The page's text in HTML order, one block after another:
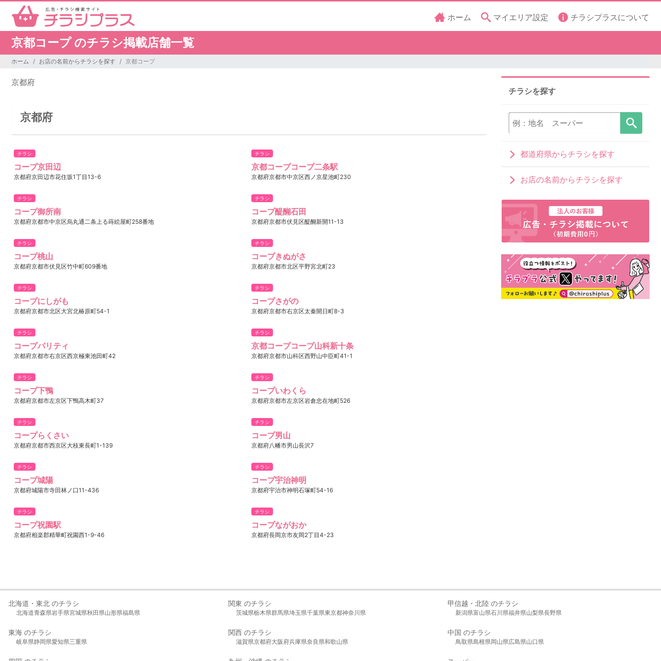
ホーム マイエリア設定 チラシプラスについて
京都コープ のチラシ掲載店舗一覧
ホーム お店の名前からチラシを探す 京都コープ
京都府
京都府
チラシ
コープ京田辺
京都府京田辺市花住坂1丁目13-6
チラシ
京都コープコープ二条駅
京都府京都市中京区西ノ京星池町230
チラシ
コープ御所南
京都府京都市中京区烏丸通二条上る蒔絵屋町258番地
チラシ
コープ醍醐石田
京都府京都市伏見区醍醐新開11-13
チラシ
コープ桃山
京都府京都市伏見区竹中町609番地
チラシ
コープきぬがさ
京都府京都市北区平野宮北町23
チラシ
コープにしがも
京都府京都市北区大宮北椿原町54-1
チラシ
コープさがの
京都府京都市右京区太秦開日町8-3
チラシ
コープパリティ
京都府京都市右京区西京極東池田町42
チラシ
京都コープコープ山科新十条
京都府京都市山科区西野山中臣町41-1
チラシ
コープ下鴨
京都府京都市左京区下鴨高木町37
チラシ
コープいわくら
京都府京都市左京区岩倉忠在地町526
チラシ
コープらくさい
京都府京都市西京区大枝東長町1-139
チラシ
コープ男山
京都府八幡市男山長沢7
チラシ
コープ城陽
京都府城陽市寺田林ノ口11-436
チラシ
コープ宇治神明
京都府宇治市神明石塚町54-16
チラシ
コープ祝園駅
京都府相楽郡精華町祝園西1-9-46
チラシ
コープながおか
京都府長岡京市友岡2丁目4-23
チラシを探す
都道府県からチラシを探す
お店の名前からチラシを探す
北海道・東北 のチラシ
北海道青森県岩手県宮城県秋田県山形県福島県
関東 のチラシ
茨城県栃木県群馬県埼玉県千葉県東京都神奈川県
甲信越・北陸 のチラシ
新潟県富山県石川県福井県山梨県長野県
東海 のチラシ
岐阜県静岡県愛知県三重県
関西 のチラシ
滋賀県京都府大阪府兵庫県奈良県和歌山県
中国 のチラシ
鳥取県島根県岡山県広島県山口県